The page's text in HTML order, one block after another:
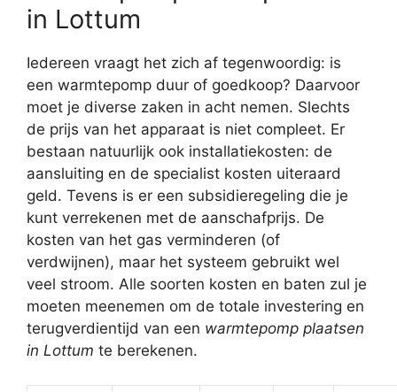
in Lottum
Iedereen vraagt het zich af tegenwoordig: is
een warmtepomp duur of goedkoop? Daarvoor
moet je diverse zaken in acht nemen. Slechts
de prijs van het apparaat is niet compleet. Er
bestaan natuurlijk ook installatiekosten: de
aansluiting en de specialist kosten uiteraard
geld. Tevens is er een subsidieregeling die je
kunt verrekenen met de aanschafprijs. De
kosten van het gas verminderen (of
verdwijnen), maar het systeem gebruikt wel
veel stroom. Alle soorten kosten en baten zul je
moeten meenemen om de totale investering en
terugverdientijd van een warmtepomp plaatsen
in Lottum te berekenen.